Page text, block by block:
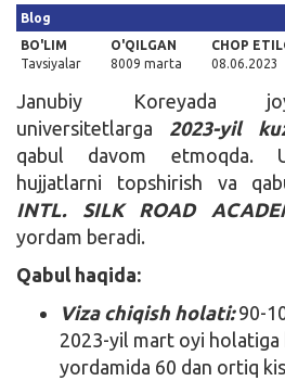
Blog
BO'LIM
Tavsiyalar
O'QILGAN
8009 marta
CHOP
08.06.2023
Janubiy Koreyada
universitetlarga 2023-yil
qabul davom etmoqda.
hujjatlarni topshirish va
INTL. SILK ROAD
yordam beradi.
Qabul haqida:
Viza chiqish holati:90-
2023-yil mart oyi holatiga
yordamida 60 dan ortiq